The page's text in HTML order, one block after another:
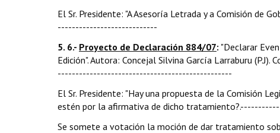
El Sr. Presidente: "A Asesoría Letrada y a Comisión
----------------------------
5. 6.- Proyecto de Declaración 884/07: "Declarar
Edición". Autora: Concejal Silvina García Larraburu
-------------------------------------------------
El Sr. Presidente: "Hay una propuesta de la Comisión
estén por la afirmativa de dicho
Se somete a votación la moción de dar tratamiento